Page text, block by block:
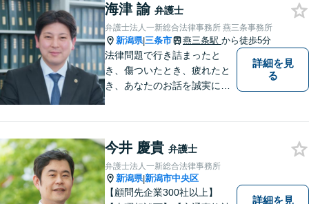
人お一人の不安や悩みをしっ
かり受け止め、丁寧な対応を
心がけます。お気軽にご相談
ください。
海津 諭 弁護士
弁護士法人一新総合法律事務所 燕三条事務所
新潟県|三条市 燕三条駅 から徒歩5分
法律問題で行き詰まったと
き、傷ついたとき、疲れたと
き、あなたのお話を誠実にお
詳細を見
る
今井 慶貴 弁護士
弁護士法人一新総合法律事務所
新潟県|新潟市中央区
【顧問先企業300社以上】
詳細を見